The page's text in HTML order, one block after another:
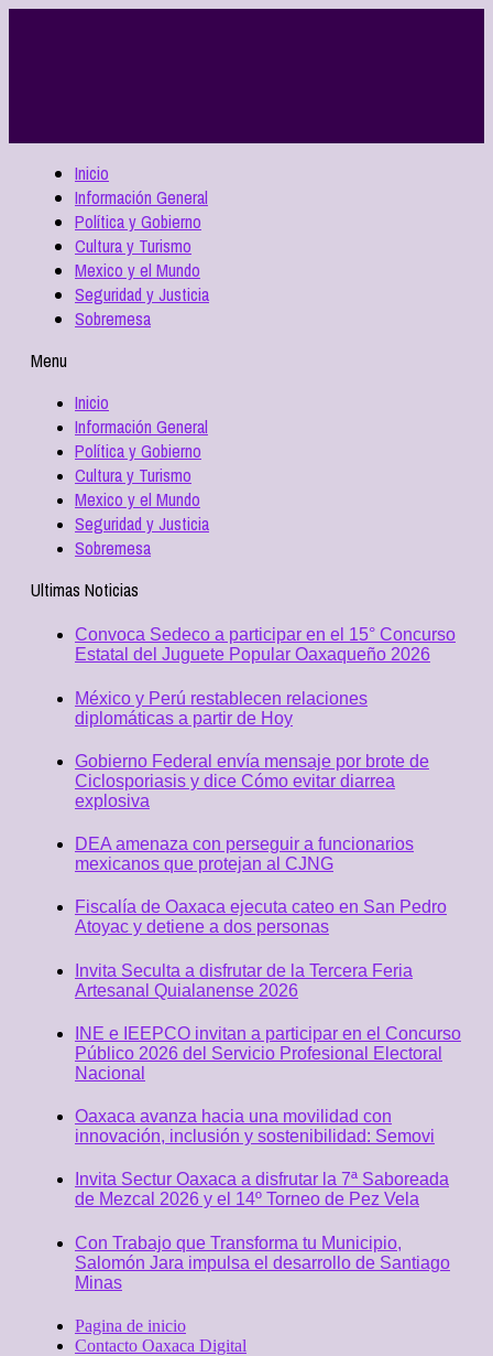
Inicio
Información General
Política y Gobierno
Cultura y Turismo
Mexico y el Mundo
Seguridad y Justicia
Sobremesa
Menu
Inicio
Información General
Política y Gobierno
Cultura y Turismo
Mexico y el Mundo
Seguridad y Justicia
Sobremesa
Ultimas Noticias
Convoca Sedeco a participar en el 15° Concurso
Estatal del Juguete Popular Oaxaqueño 2026
México y Perú restablecen relaciones
diplomáticas a partir de Hoy
Gobierno Federal envía mensaje por brote de
Ciclosporiasis y dice Cómo evitar diarrea
explosiva
DEA amenaza con perseguir a funcionarios
mexicanos que protejan al CJNG
Fiscalía de Oaxaca ejecuta cateo en San Pedro
Atoyac y detiene a dos personas
Invita Seculta a disfrutar de la Tercera Feria
Artesanal Quialanense 2026
INE e IEEPCO invitan a participar en el Concurso
Público 2026 del Servicio Profesional Electoral
Nacional
Oaxaca avanza hacia una movilidad con
innovación, inclusión y sostenibilidad: Semovi
Invita Sectur Oaxaca a disfrutar la 7ª Saboreada
de Mezcal 2026 y el 14º Torneo de Pez Vela
Con Trabajo que Transforma tu Municipio,
Salomón Jara impulsa el desarrollo de Santiago
Minas
Pagina de inicio
Contacto Oaxaca Digital